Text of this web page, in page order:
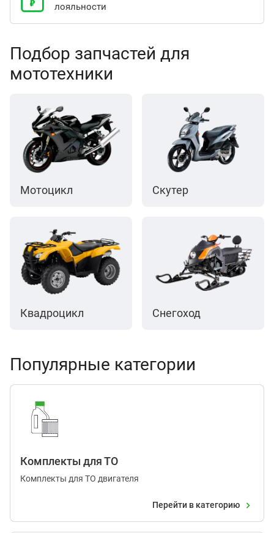
лояльности
Подбор запчастей для
мототехники
Мотоцикл Скутер
Квадроцикл Снегоход
Популярные категории
Комплекты для ТО
Комплекты для ТО двигателя
Перейти в категорию